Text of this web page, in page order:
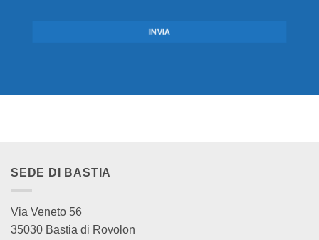
SEDE DI BASTIA
Via Veneto 56
35030 Bastia di Rovolon